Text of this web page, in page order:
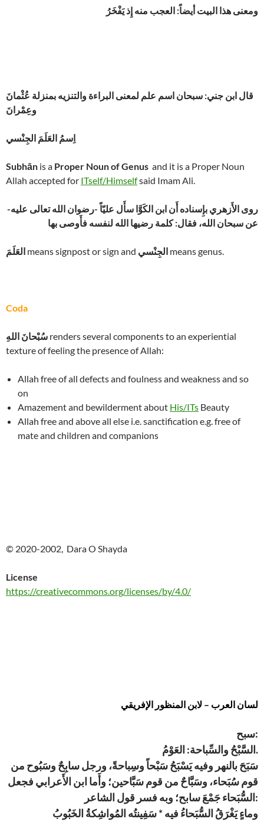
ومعنى هذا البيت أيضاً: العجب منه إِذ يَفْخَرُ
قال ابن جني: سبحان اسم علم لمعنى البراءة والتنزيه بمنزلة عُثْمانَ
وعِمْرانَ
اِسمُ العَلَمَ الجِنْسي
Subhān is a Proper Noun of Genus and it is a Proper Noun
Allah accepted for ITself/Himselfsaid Imam Ali.
روى الأَزهري بإِسناده أَن ابن الكَوَّا سأَل عليّاً -رضوان الله تعالى عليه-
عن سبحان الله، فقال: كلمة رضيها الله لنفسه فأَوصى بها
means signpost or sign and الجِنْسي means genus.
Coda
سُبْحانَ اللهِ renders several components to an experiential
texture of feeling the presence of Allah:
Allah free of all defects and foulness and weakness and so
on
Amazement and bewilderment about His/ITs Beauty
Allah free and above all else i.e. sanctification e.g. free of
mate and children and companions
© 2020-2002, Dara O Shayda
License
https://creativecommons.org/licenses/by/4.0/
لسان العرب – لابن المنظور الإفريقي
سبح:
السَّبْحُ والسِّباحة: العَوْمُ.
سَبَحَ بالنهر وفيه يَسْبَحُ سَبْحاً وسِباحةً، ورجل سابِحٌ وسَبُوح من
قوم سُبَحاء، وسَبَّاحٌ من قوم سَبَّاحين؛ وأَما ابن الأَعرابي فجعل
السُّبَحاء جَمْعَ سابح؛ وبه فسر قول الشاعر:
وماءٍ يَغْرَقُ السُّبَحاءُ فيه * سَفِينتُه المُواشِكةُ الخَبُوبُ